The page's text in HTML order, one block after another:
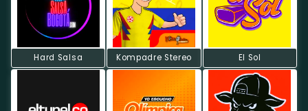
Hard Salsa Kompadre Stereo El Sol